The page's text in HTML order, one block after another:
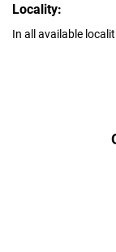
Locality:
In all available